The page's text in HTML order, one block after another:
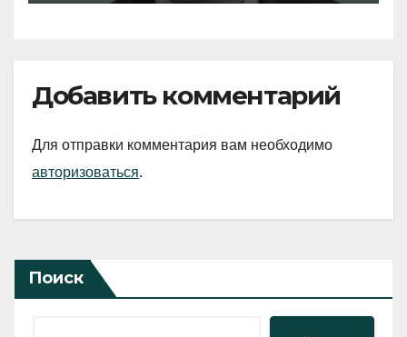
Добавить комментарий
Для отправки комментария вам необходимо
авторизоваться.
Поиск